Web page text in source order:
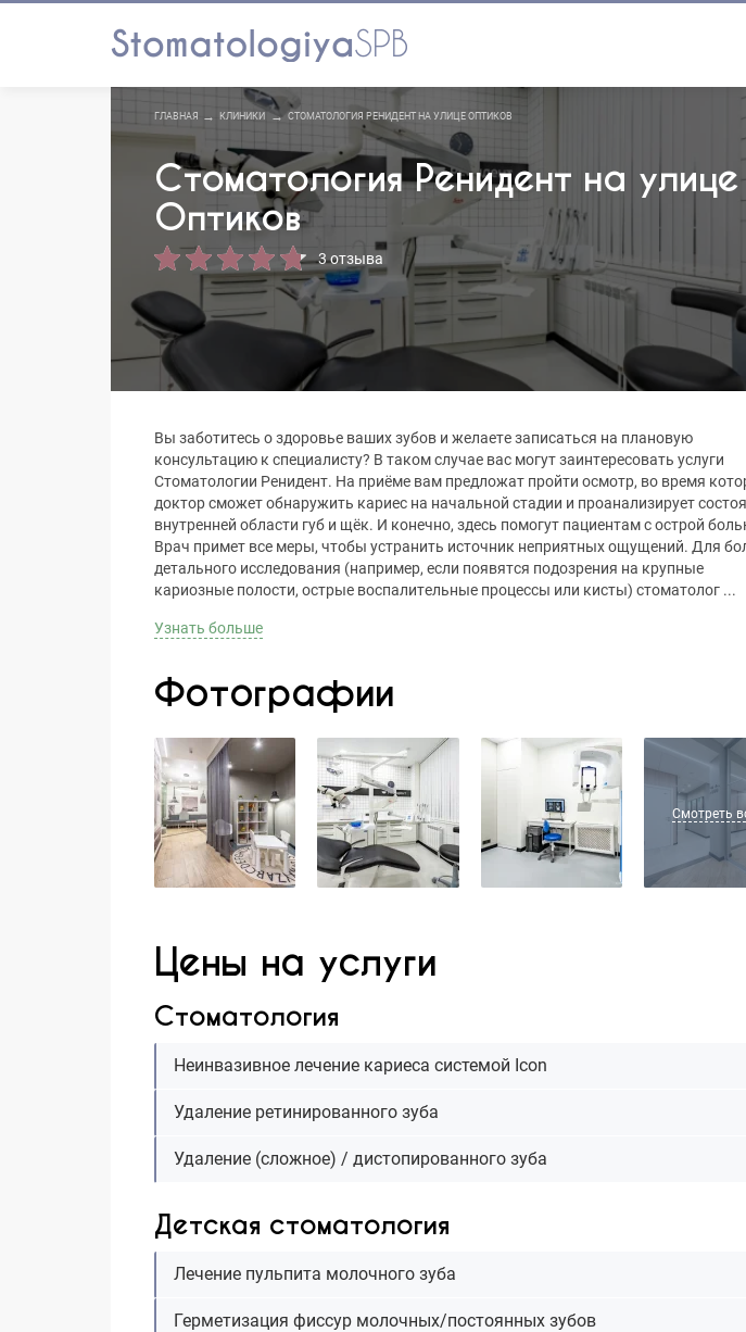
ГЛАВНАЯ КЛИНИКИ СТОМАТОЛОГИЯ РЕНИДЕНТ НА УЛИЦЕ ОПТИКОВ
Стоматология Ренидент на улице
Оптиков
3 отзыва
Вы заботитесь о здоровье ваших зубов и желаете записаться на плановую
консультацию к специалисту? В таком случае вас могут заинтересовать услуги
Стоматологии Ренидент. На приёме вам предложат пройти осмотр, во время
доктор сможет обнаружить кариес на начальной стадии и проанализирует
внутренней области губ и щёк. И конечно, здесь помогут пациентам с острой
Врач примет все меры, чтобы устранить источник неприятных ощущений. Для
детального исследования (например, если появятся подозрения на крупные
кариозные полости, острые воспалительные процессы или кисты) стоматолог ...
Узнать больше
Фотографии
Смотреть
Цены на услуги
Стоматология
Неинвазивное лечение кариеса системой Icon
Удаление ретинированного зуба
Удаление (сложное) / дистопированного зуба
Детская стоматология
Лечение пульпита молочного зуба
Герметизация фиссур молочных/постоянных зубов